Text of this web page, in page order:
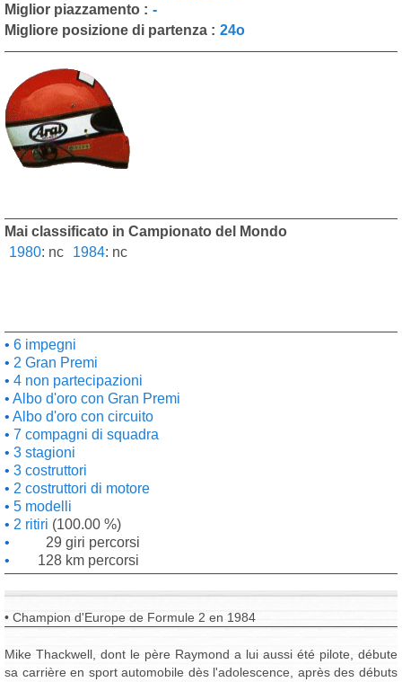
Miglior piazzamento : -
Migliore posizione di partenza : 24o
Mai classificato in Campionato del Mondo
1980: nc 1984: nc
6 impegni
2 Gran Premi
4 non partecipazioni
Albo d'oro con Gran Premi
Albo d'oro con circuito
7 compagni di squadra
3 stagioni
3 costruttori
2 costruttori di motore
5 modelli
2 ritiri (100.00 %)
29 giri percorsi
128 km percorsi
• Champion d'Europe de Formule 2 en 1984
Mike Thackwell, dont le père Raymond a lui aussi été pilote, débute
sa carrière en sport automobile dès l'adolescence, après des débuts